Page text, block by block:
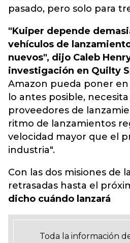
pasado, pero solo para
"Kuiper depende
vehículos de
nuevos", dijo Caleb
investigación en Quilty
Amazon pueda poner
lo antes posible,
proveedores de
ritmo de lanzamientos
velocidad mayor que el
industria".
Con las dos misiones de
retrasadas hasta el
dicho cuándo lanzará
Toda la información